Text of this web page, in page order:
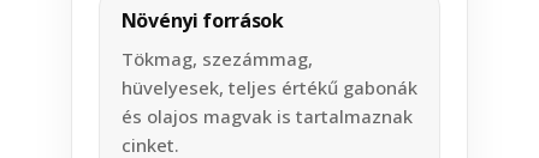
Növényi források
Tökmag, szezámmag,
hüvelyesek, teljes értékű gabonák
és olajos magvak is tartalmaznak
cinket.